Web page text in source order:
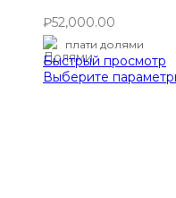
₽52,000.00
плати долями
Быстрый просмотр
Выберите